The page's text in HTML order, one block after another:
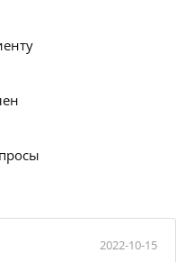
2022-10-15